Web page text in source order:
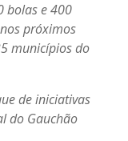
bolas e 400
próximos
municípios do
de iniciativas
do Gauchão